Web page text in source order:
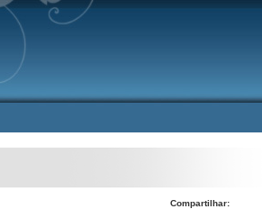
Compartilhar: